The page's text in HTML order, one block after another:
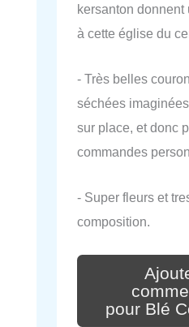
kersanton donnent
à cette église du
- Très belles
séchées
sur place, et donc
commandes
- Super fleurs et
composition.
pour Blé